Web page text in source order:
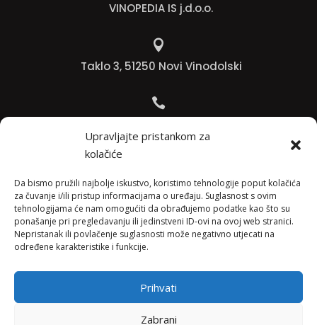
Upravljajte pristankom za
kolačiće
Da bismo pružili najbolje iskustvo, koristimo tehnologije poput kolačića
za čuvanje i/ili pristup informacijama o uređaju. Suglasnost s ovim
tehnologijama će nam omogućiti da obrađujemo podatke kao što su
ponašanje pri pregledavanju ili jedinstveni ID-ovi na ovoj web stranici.
Nepristanak ili povlačenje suglasnosti može negativno utjecati na
određene karakteristike i funkcije.
Prihvati
Zabrani
VINOPEDIA IS j.d.o.o.

Taklo 3, 51250 Novi Vinodolski

Jadranko +385 91 501 4218

info@vinopedia.hr
© 2023, Vinopedia, sva prava sadržana / Web by
Negactive